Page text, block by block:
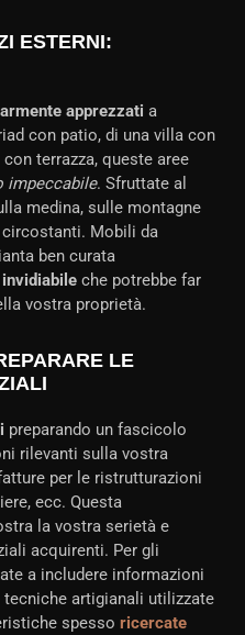
ESTERNI:
apprezzati a
con patio, di una villa con
terrazza, queste aree
impeccabile. Sfruttate al
medina, sulle montagne
Mobili da
ben curata
che potrebbe far
vostra proprietà.
LE
preparando un fascicolo
rilevanti sulla vostra
per le ristrutturazioni
ecc. Questa
la vostra serietà e
acquirenti. Per gli
a includere informazioni
artigianali utilizzate
spesso ricercate